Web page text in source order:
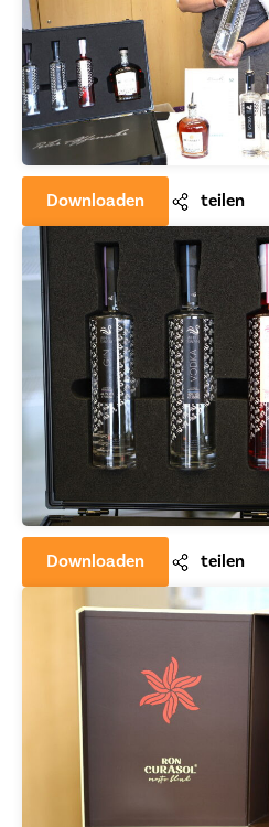
Downloaden teilen
Downloaden teilen